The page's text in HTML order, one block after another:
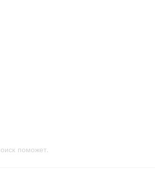
поможет.